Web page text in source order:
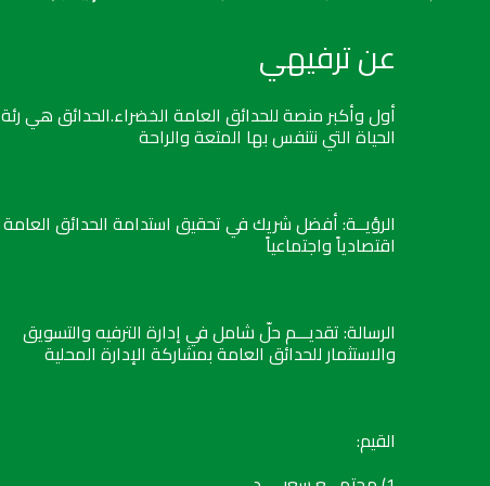
عن ترفيهي
أول وأكبر منصة للحدائق العامة الخضراء.الحدائق هي رئة
الحياة التي نتنفس بها المتعة والراحة
الرؤيــة: أفضل شريك في تحقيق استدامة الحدائق العامة
اقتصادياً واجتماعياً
الرسالة: تقديـــم حلّ شامل في إدارة الترفيه والتسويق
والاستثمار للحدائق العامة بمشاركة الإدارة المحلية
القيم: